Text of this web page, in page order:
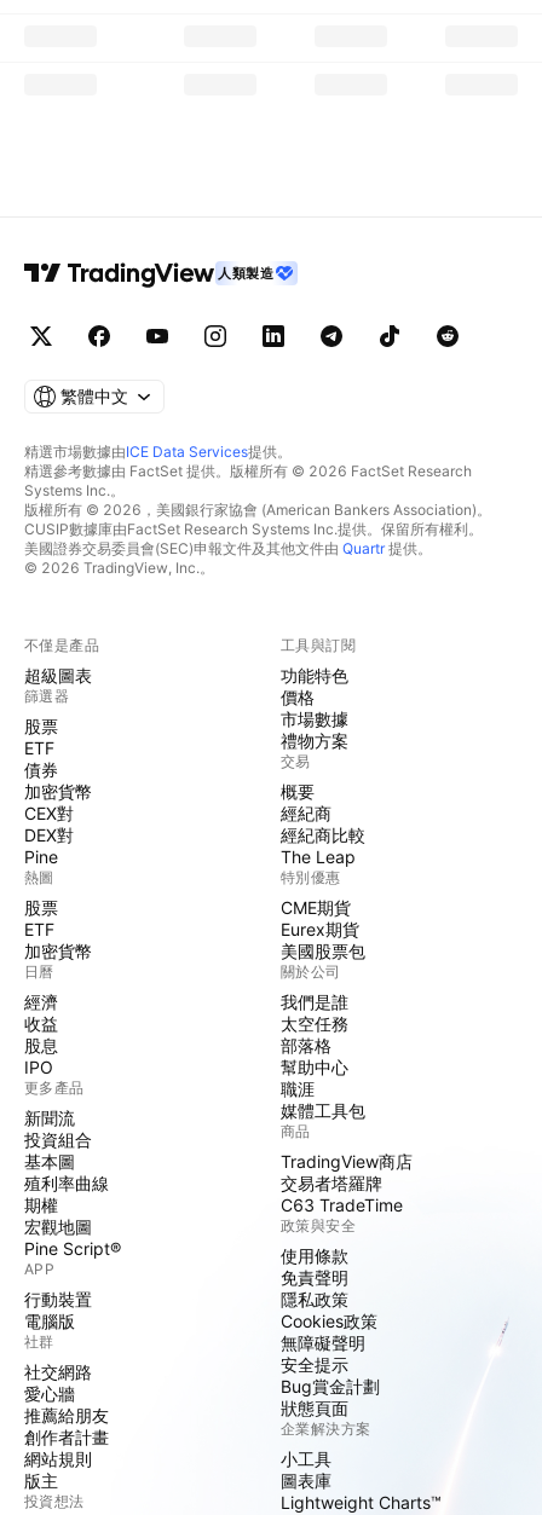
人類製造
繁體中文
精選市場數據由ICE Data Services提供。
精選參考數據由 FactSet 提供。版權所有 © 2026 FactSet Research
Systems Inc.。
版權所有 © 2026，美國銀行家協會 (American Bankers Association)。
CUSIP數據庫由FactSet Research Systems Inc.提供。保留所有權利。
美國證券交易委員會(SEC)申報文件及其他文件由 Quartr提供。
© 2026 TradingView, Inc.。
不僅是產品
超級圖表
篩選器
股票
ETF
債券
加密貨幣
CEX對
DEX對
Pine
熱圖
股票
ETF
加密貨幣
日曆
經濟
收益
股息
IPO
更多產品
新聞流
投資組合
基本圖
殖利率曲線
期權
宏觀地圖
Pine Script®
APP
行動裝置
電腦版
社群
社交網路
愛心牆
推薦給朋友
創作者計畫
網站規則
版主
投資想法
工具與訂閱
功能特色
價格
市場數據
禮物方案
交易
概要
經紀商
經紀商比較
The Leap
特別優惠
CME期貨
Eurex期貨
美國股票包
關於公司
我們是誰
太空任務
部落格
幫助中心
職涯
媒體工具包
商品
TradingView商店
交易者塔羅牌
C63 TradeTime
政策與安全
使用條款
免責聲明
隱私政策
Cookies政策
無障礙聲明
安全提示
Bug賞金計劃
狀態頁面
企業解決方案
小工具
圖表庫
Lightweight Charts™